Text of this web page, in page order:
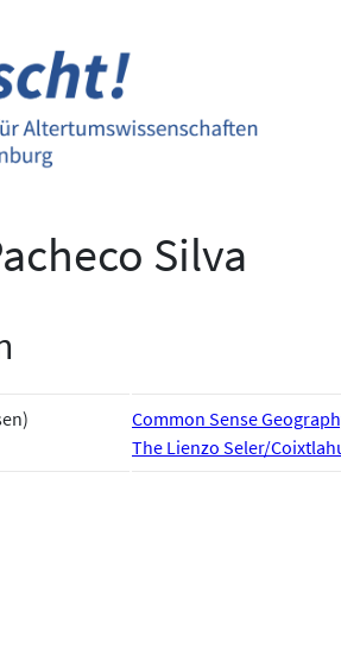
Silva
Common Sense
The Lienzo Seler/